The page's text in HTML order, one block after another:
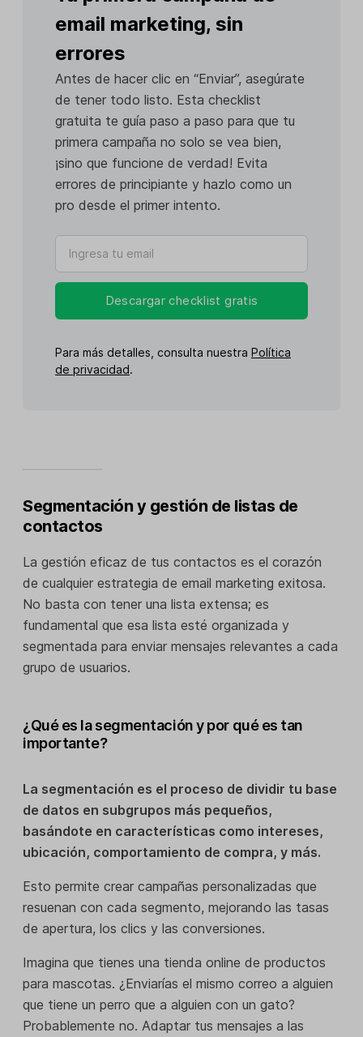
email marketing, sin
errores
Antes de hacer clic en “Enviar”, asegúrate
de tener todo listo. Esta checklist
gratuita te guía paso a paso para que tu
primera campaña no solo se vea bien,
¡sino que funcione de verdad! Evita
errores de principiante y hazlo como un
pro desde el primer intento.
Descargar checklist gratis
Para más detalles, consulta nuestra Política
de privacidad.
Segmentación y gestión de listas de
contactos
La gestión eficaz de tus contactos es el corazón
de cualquier estrategia de email marketing exitosa.
No basta con tener una lista extensa; es
fundamental que esa lista esté organizada y
segmentada para enviar mensajes relevantes a cada
grupo de usuarios.
¿Qué es la segmentación y por qué es tan
importante?
La segmentación es el proceso de dividir tu base
de datos en subgrupos más pequeños,
basándote en características como intereses,
ubicación, comportamiento de compra, y más.
Esto permite crear campañas personalizadas que
resuenan con cada segmento, mejorando las tasas
de apertura, los clics y las conversiones.
Imagina que tienes una tienda online de productos
para mascotas. ¿Enviarías el mismo correo a alguien
que tiene un perro que a alguien con un gato?
Probablemente no. Adaptar tus mensajes a las